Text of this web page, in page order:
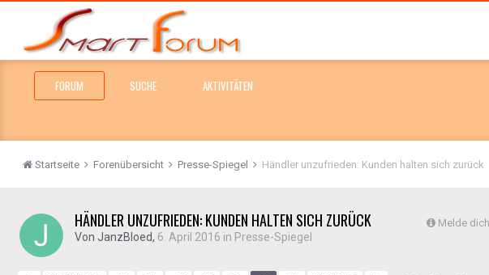
FORUM SUCHE AKTIVITÄTEN
Startseite Forenübersicht Presse-Spiegel Händler unzufrieden: Kunden halten sich zurück
Melde
HÄNDLER UNZUFRIEDEN: KUNDEN HALTEN SICH ZURÜCK
Von JanzBloed, 6. April 2016 in Presse-Spiegel